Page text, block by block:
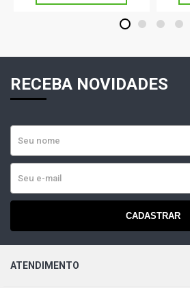
1 2 3 4
RECEBA NOVIDADES
CADASTRAR
ATENDIMENTO